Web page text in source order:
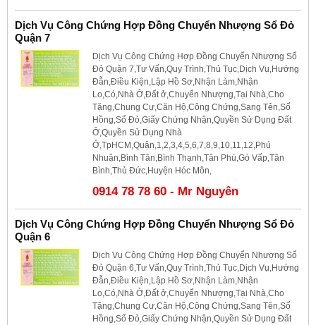
Dịch Vụ Công Chứng Hợp Đồng Chuyển Nhượng Sổ Đỏ
Quận 7
Dịch Vụ Công Chứng Hợp Đồng Chuyển Nhượng Sổ
Đỏ Quận 7,Tư Vấn,Quy Trình,Thủ Tục,Dịch Vụ,Hướng
Đẫn,Điều Kiện,Lập Hồ Sơ,Nhận Làm,Nhận
Lo,Có,Nhà Ở,Đất ở,Chuyển Nhượng,Tại Nhà,Cho
Tặng,Chung Cư,Căn Hộ,Công Chứng,Sang Tên,Sổ
Hồng,Sổ Đỏ,Giấy Chứng Nhận,Quyền Sử Dụng Đất
Ở,Quyền Sử Dụng Nhà
Ở,TpHCM,Quận,1,2,3,4,5,6,7,8,9,10,11,12,Phú
Nhuận,Bình Tân,Bình Thạnh,Tân Phú,Gò Vấp,Tân
Bình,Thủ Đức,Huyện Hóc Môn,
0914 78 78 60 - Mr Nguyên
Dịch Vụ Công Chứng Hợp Đồng Chuyển Nhượng Sổ Đỏ
Quận 6
Dịch Vụ Công Chứng Hợp Đồng Chuyển Nhượng Sổ
Đỏ Quận 6,Tư Vấn,Quy Trình,Thủ Tục,Dịch Vụ,Hướng
Đẫn,Điều Kiện,Lập Hồ Sơ,Nhận Làm,Nhận
Lo,Có,Nhà Ở,Đất ở,Chuyển Nhượng,Tại Nhà,Cho
Tặng,Chung Cư,Căn Hộ,Công Chứng,Sang Tên,Sổ
Hồng,Sổ Đỏ,Giấy Chứng Nhận,Quyền Sử Dụng Đất